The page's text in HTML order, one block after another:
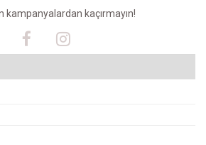
kampanyalardan kaçırmayın!